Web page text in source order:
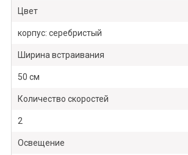
Цвет
корпус: серебристый
Ширина встраивания
50 см
Количество скоростей
2
Освещение